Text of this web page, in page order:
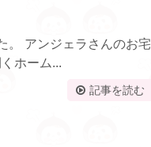
。 アンジェラさんのお宅
ホーム...
記事を読む